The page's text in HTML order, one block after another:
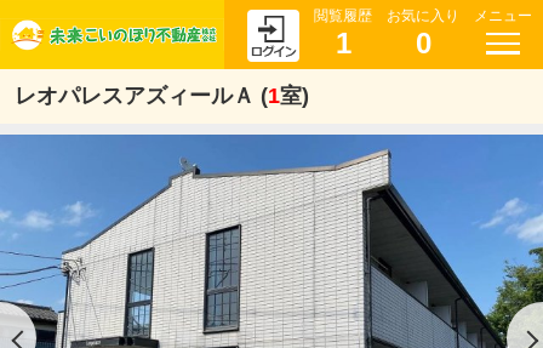
閲覧履歴
1
お気に入り
0
メニュー
レオパレスアズィールＡ (1室)